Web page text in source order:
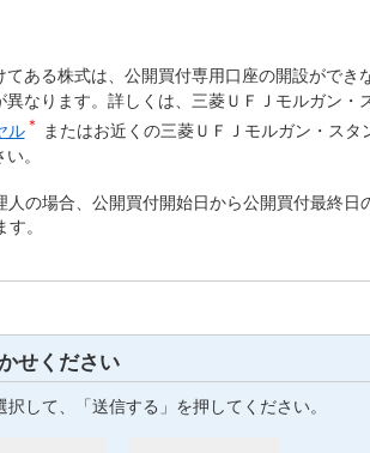
ある株式は、公開買付専用口座の開設ができ
なります。詳しくは、三菱ＵＦＪモルガン・
ル ＊
またはお近くの三菱ＵＦＪモルガン・スタ
。
人の場合、公開買付開始日から公開買付最終日
。
せください
択して、「送信する」を押してください。